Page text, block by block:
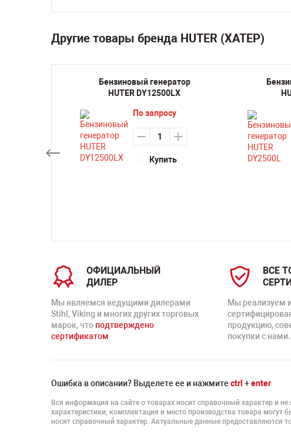
Другие товары бренда HUTER (ХАТЕР)
Бензиновый генератор
HUTER DY12500LX
По запросу
Купить
ОФИЦИАЛЬНЫЙ
ДИЛЕР
Мы являемся ведущими дилерами
Stihl, Viking и многих других торговых
марок, что подтверждено
сертификатом
ВСЕ
Мы реализуем
продукцию,
покупки с нами.
Ошибка в описании? Выделете ее и нажмите ctrl +enter
Вся информация на сайте о товарах носит справочный характер и
характеристики, комплектация и место производства товара
носят справочный характер. Актуальные данные предоставляются